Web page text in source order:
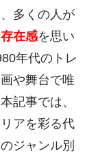
多くの人が
在感を思い
年代のトレ
や舞台で唯
記事では、
アを彩る代
ジャンル別